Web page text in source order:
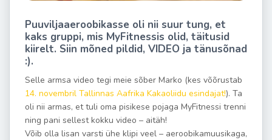
Puuviljaaeroobikasse oli nii suur tung, et
kaks gruppi, mis MyFitnessis olid, täitusid
kiirelt. Siin mõned pildid, VIDEO ja tänusõnad
:).
Selle armsa video tegi meie sõber Marko (kes võõrustab
14. novembril Tallinnas Aafrika Kakaoliidu esindajat!). Ta
oli nii armas, et tuli oma pisikese pojaga MyFitnessi trenni
ning pani sellest kokku video – aitäh!
Võib olla lisan varsti ühe klipi veel – aeroobikamuusikaga,